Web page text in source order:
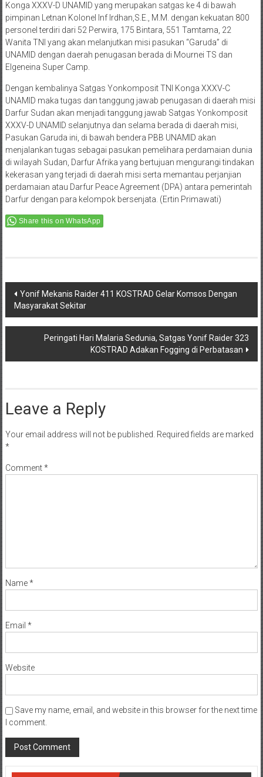
sebelumnya dan akan di gantikan oleh Satgas Yonkomposit TNI
Konga XXXV-D UNAMID yang merupakan satgas ke 4 di bawah
pimpinan Letnan Kolonel Inf Irdhan,S.E., M.M. dengan kekuatan 800
personel terdiri dari 52 Perwira, 175 Bintara, 551 Tamtama, 22
Wanita TNI yang akan melanjutkan misi pasukan “Garuda” di
UNAMID dengan daerah penugasan berada di Mournei TS dan
Dengan kembalinya Satgas Yonkomposit TNI Konga XXXV-C
UNAMID maka tugas dan tanggung jawab penugasan di daerah misi
Darfur Sudan akan menjadi tanggung jawab Satgas Yonkomposit
XXXV-D UNAMID selanjutnya dan selama berada di daerah misi,
Pasukan Garuda ini, di bawah bendera PBB UNAMID akan
menjalankan tugas sebagai pasukan pemelihara perdamaian dunia
di wilayah Sudan, Darfur Afrika yang bertujuan mengurangi tindakan
kekerasan yang terjadi di daerah misi serta memantau perjanjian
perdamaian atau Darfur Peace Agreement (DPA) antara pemerintah
Post
navigation
Yonif Mekanis Raider 411 KOSTRAD Gelar Komsos Dengan
Masyarakat Sekitar
Peringati Hari Malaria Sedunia, Satgas Yonif Raider 323
KOSTRAD Adakan Fogging di Perbatasan
Leave a Reply
Your email address will not be published.
Save my name, email, and website in this browser for the next time